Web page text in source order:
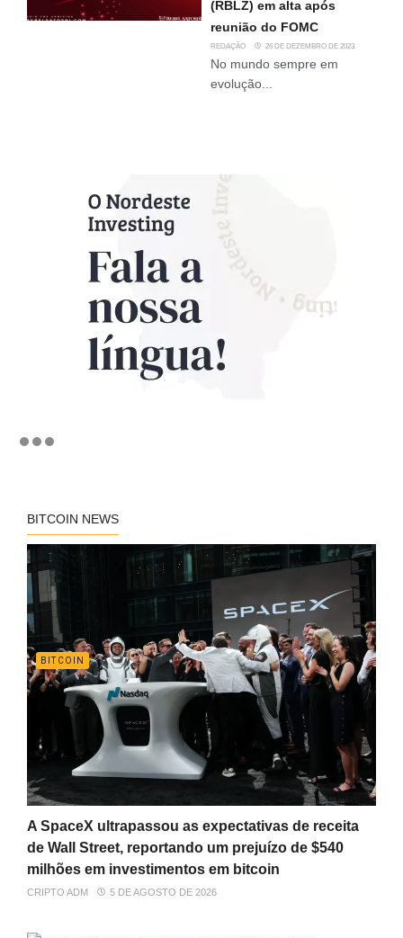
(RBLZ) em alta após
reunião do FOMC
REDAÇÃO 26 DE DEZEMBRO DE 2023
No mundo sempre em
evolução...
BITCOIN NEWS
BITCOIN
A SpaceX ultrapassou as expectativas de receita
de Wall Street, reportando um prejuízo de $540
milhões em investimentos em bitcoin
CRIPTO ADM 5 DE AGOSTO DE 2026